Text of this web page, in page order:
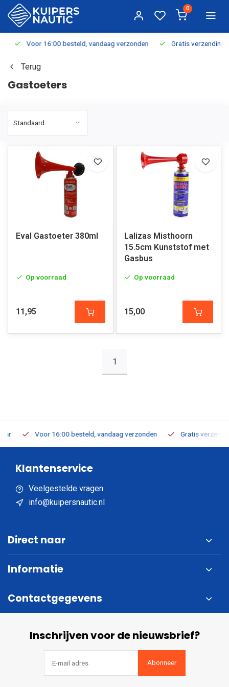
0
Voor 16:00 besteld, vandaag verzonden Gratis verzending
Terug
Gastoeters
Eval Gastoeter 380ml
Op voorraad
11,95
Lalizas Misthoorn
15.5cm Kunststof met
Gasbus
Op voorraad
15,00
1
Voor 16:00 besteld, vandaag verzonden Gratis verzending
Klantenservice
Veelgestelde vragen
info@kuipersnautic.nl
Direct naar
Informatie
Contactgegevens
Inschrijven voor de nieuwsbrief?
Abonneer